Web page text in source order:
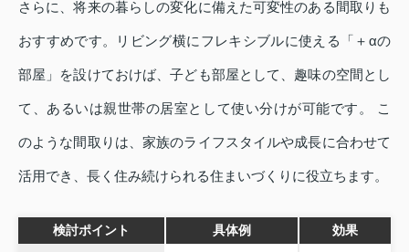
さらに、将来の暮らしの変化に備えた可変性のある間取りも
おすすめです。リビング横にフレキシブルに使える「＋αの
部屋」を設けておけば、子ども部屋として、趣味の空間とし
て、あるいは親世帯の居室として使い分けが可能です。 こ
のような間取りは、家族のライフスタイルや成長に合わせて
活用でき、長く住み続けられる住まいづくりに役立ちます。
検討ポイント 具体例 効果